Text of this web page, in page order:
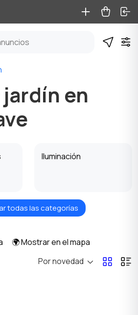
en
Iluminación
Camas y colchones
Productos de limpieza
todas las categorías
🌍 Mostrar en el mapa
Por novedad